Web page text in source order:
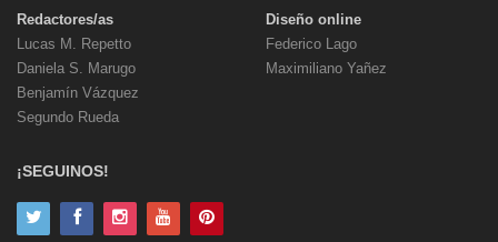
Redactores/as
Lucas M. Repetto
Daniela S. Marugo
Benjamín Vázquez
Segundo Rueda
Diseño online
Federico Lago
Maximiliano Yañez
¡SEGUINOS!